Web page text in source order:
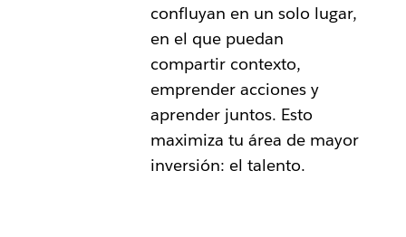
confluyan en un solo lugar,
en el que puedan
compartir contexto,
emprender acciones y
aprender juntos. Esto
maximiza tu área de mayor
inversión: el talento.